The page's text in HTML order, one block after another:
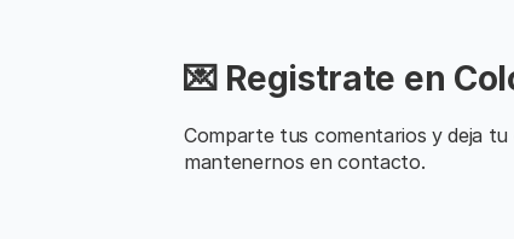
💌 Registrate en
Comparte tus comentarios y deja
mantenernos en contacto.